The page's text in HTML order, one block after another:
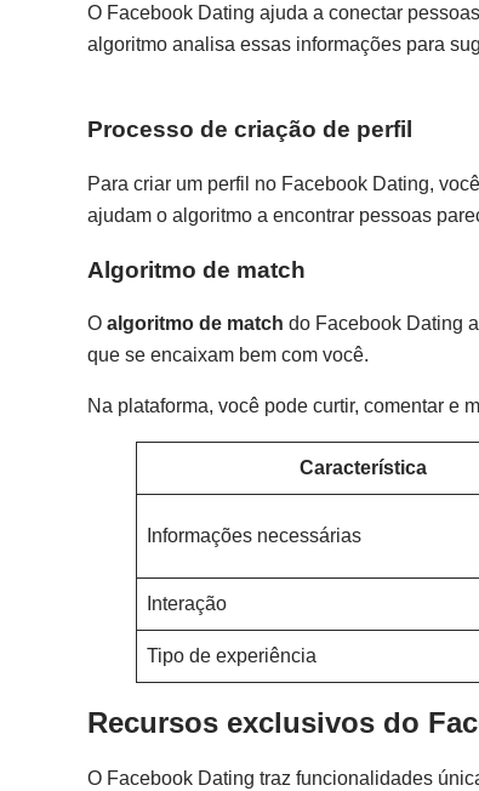
O Facebook Dating ajuda a conectar
algoritmo analisa essas informações para
Processo de criação de perfil
Para criar um perfil no Facebook Dating,
ajudam o algoritmo a encontrar pessoas
Algoritmo de match
O algoritmo de match do Facebook Dating
que se encaixam bem com você.
Na plataforma, você pode curtir, comentar e
Característica
Informações necessárias
Interação
Tipo de experiência
Recursos exclusivos do
O Facebook Dating traz funcionalidades